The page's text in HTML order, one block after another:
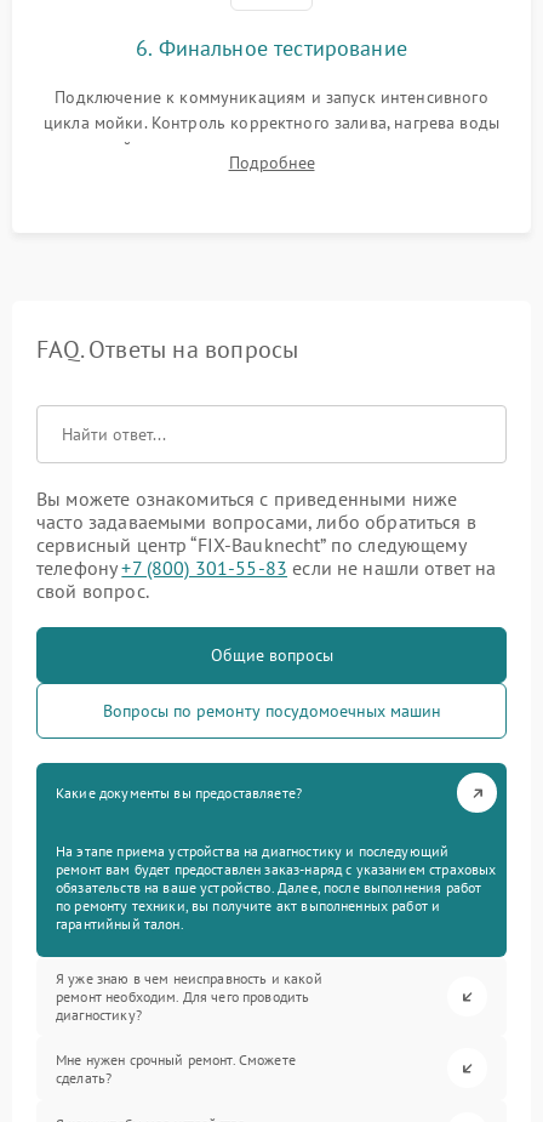
6. Финальное тестирование
Подключение к коммуникациям и запуск интенсивного
цикла мойки. Контроль корректного залива, нагрева воды
до нужной температуры, отсутствия посторонних шумов,
штатного слива и абсолютной сухости в поддоне.
Подробнее
FAQ. Ответы на вопросы
Вы можете ознакомиться с приведенными ниже
часто задаваемыми вопросами, либо обратиться в
сервисный центр “FIX-Bauknecht” по следующему
телефону+7 (800) 301-55-83 если не нашли ответ на
свой вопрос.
Общие вопросы
Вопросы по ремонту посудомоечных машин
Какие документы вы предоставляете?
На этапе приема устройства на диагностику и последующий
ремонт вам будет предоставлен заказ-наряд с указанием страховых
обязательств на ваше устройство. Далее, после выполнения работ
по ремонту техники, вы получите акт выполненных работ и
гарантийный талон.
Я уже знаю в чем неисправность и какой
ремонт необходим. Для чего проводить
диагностику?
Мне нужен срочный ремонт. Сможете
сделать?